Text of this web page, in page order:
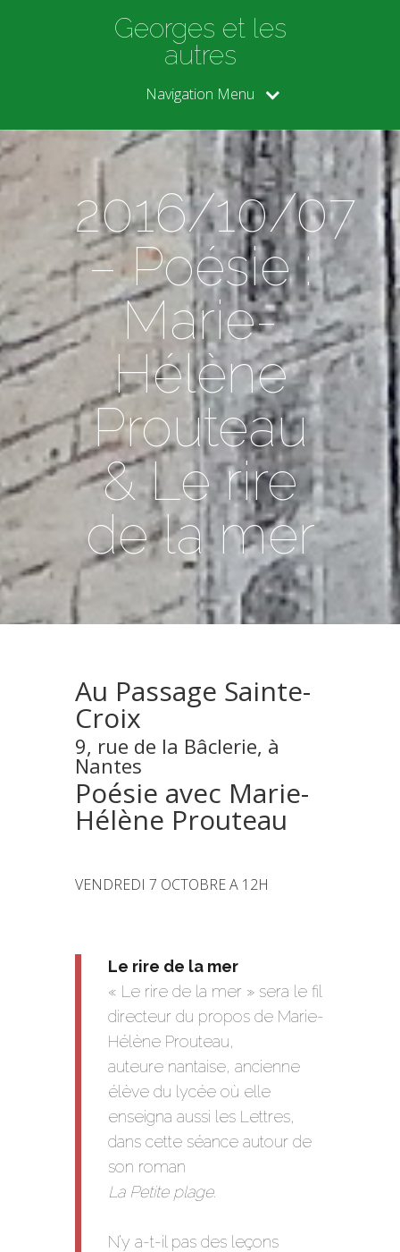
Georges et les
autres
Navigation Menu
2016/10/07
– Poésie :
Marie-
Hélène
Prouteau
& Le rire
de la mer
Au Passage Sainte-
Croix
9, rue de la Bâclerie, à
Nantes
Poésie avec Marie-
Hélène Prouteau
VENDREDI 7 OCTOBRE A 12H
Le rire de la mer
« Le rire de la mer » sera le fil
directeur du propos de Marie-
Hélène Prouteau,
auteure nantaise, ancienne
élève du lycée où elle
enseigna aussi les Lettres,
dans cette séance autour de
son roman
La Petite plage.
N’y a-t-il pas des leçons